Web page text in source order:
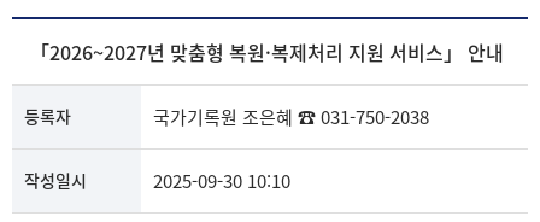
「2026~2027년 맞춤형 복원·복제처리 지원 서비스」 안내
등록자 국가기록원 조은혜 ☎ 031-750-2038
작성일시 2025-09-30 10:10